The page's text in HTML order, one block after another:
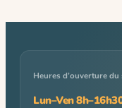
Heures d’ouverture du
Lun–Ven